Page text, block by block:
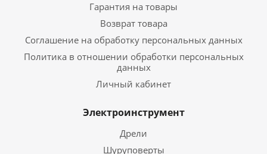
Гарантия на товары
Возврат товара
Соглашение на обработку персональных данных
Политика в отношении обработки персональных
данных
Личный кабинет
Электроинструмент
Дрели
Шуруповерты